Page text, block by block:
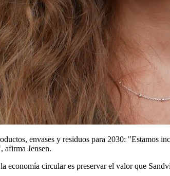
envases y residuos para 2030: "Estamos
afirma Jensen.
economía circular es preservar el valor que